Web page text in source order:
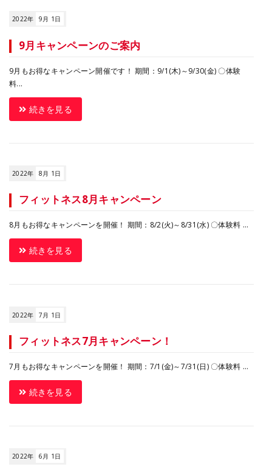
2022年 9月 1日
9月キャンペーンのご案内
9月もお得なキャンペーン開催です！ 期間：9/1(木)～9/30(金) 〇体験
料...
続きを見る
2022年 8月 1日
フィットネス8月キャンペーン
8月もお得なキャンペーンを開催！ 期間：8/2(火)～8/31(水) 〇体験料 ...
続きを見る
2022年 7月 1日
フィットネス7月キャンペーン！
7月もお得なキャンペーンを開催！ 期間：7/1(金)～7/31(日) 〇体験料 ...
続きを見る
2022年 6月 1日